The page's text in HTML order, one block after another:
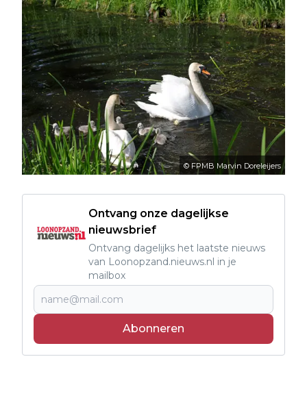
© FPMB Marvin Doreleijers
Ontvang onze dagelijkse
nieuwsbrief
Ontvang dagelijks het laatste nieuws
van Loonopzand.nieuws.nl in je
mailbox
Abonneren